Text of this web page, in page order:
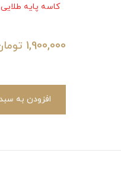
کاسه پایه
1,900,000
افزودن به